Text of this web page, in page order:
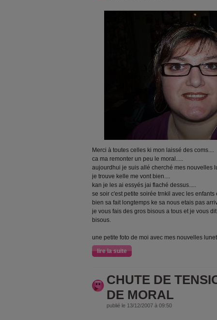
Merci à toutes celles ki mon laissé des coms....
ca ma remonter un peu le moral.....
aujourdhui je suis allé cherché mes nouvelles
je trouve kelle me vont bien....
kan je les ai essyés jai flaché dessus.....
se soir c'est petite soirée trnkil avec les
bien sa fait longtemps ke sa nous etais pas
je vous fais des gros bisous a tous et je vous
bisous.
une petite foto de moi avec mes nouvelles
lire la suite
CHUTE DE
DE MORAL
publié le 13/12/2007 à 09:50